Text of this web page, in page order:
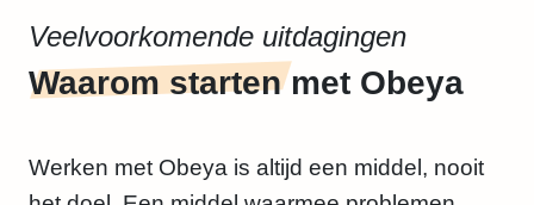
Veelvoorkomende uitdagingen
Waarom startenmet Obeya
Werken met Obeya is altijd een middel, nooit